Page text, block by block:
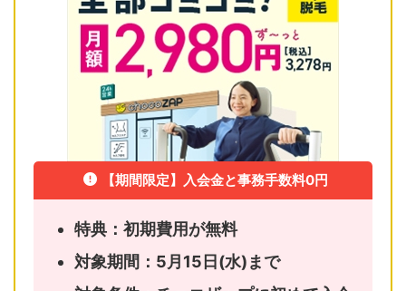
【期間限定】入会金と事務手数料0円
特典：初期費用が無料
対象期間：5月15日(水)まで